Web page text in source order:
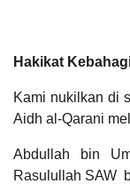
Hakikat
Kami nukilkan di
Aidh al-Qarani
Abdullah bin
Rasulullah SAW